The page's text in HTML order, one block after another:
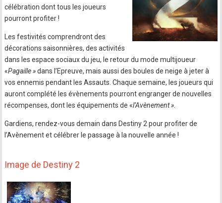
célébration dont tous les joueurs
pourront profiter !
Les festivités comprendront des
décorations saisonnières, des activités
dans les espace sociaux du jeu, le retour du mode multijoueur
«Pagaille »dans l’Epreuve, mais aussi des boules de neige à jeter à
vos ennemis pendant les Assauts. Chaque semaine, les joueurs qui
auront complété les évènements pourront engranger de nouvelles
récompenses, dont les équipements de «l’Avènement »
Gardiens, rendez-vous demain dans Destiny 2 pour profiter de
l’Avènement et célébrer le passage à la nouvelle année !
Image de Destiny 2